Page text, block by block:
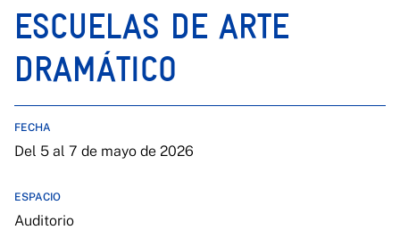
ESCUELAS DE ARTE
DRAMÁTICO
FECHA
Del 5 al 7 de mayo de 2026
ESPACIO
Auditorio